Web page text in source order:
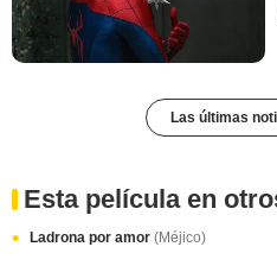
Las últimas
Esta película en
Ladrona por amor (Méjico)